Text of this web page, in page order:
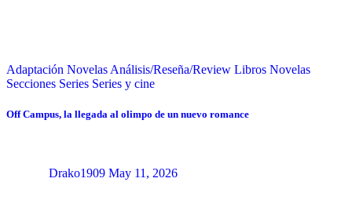
Adaptación Novelas Análisis/Reseña/Review Libros Novelas
Secciones Series Series y cine
Off Campus, la llegada al olimpo de un nuevo romance
Drako1909 May 11, 2026